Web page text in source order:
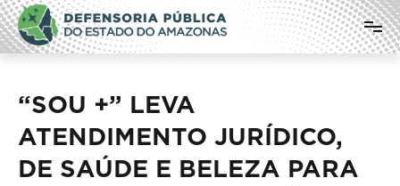
Pular
para
o
conteúdo
Defensoria Pública do Estado do
Amazonas
“SOU +” LEVA
ATENDIMENTO JURÍDICO,
DE SAÚDE E BELEZA PARA